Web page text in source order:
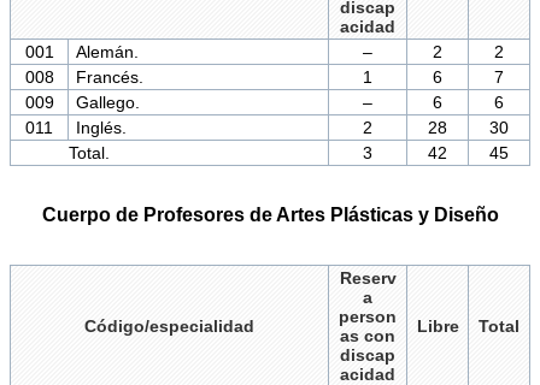
discap
acidad
001
Alemán. – 2
2
008
Francés. 1 6
7
009
Gallego. – 6
6
011
Inglés. 2 28
30
Total.
3 42 45
Cuerpo de Profesores de Artes Plásticas y Diseño
Código/especialidad
Reserv
a
person
as con
discap
acidad
Libre Total